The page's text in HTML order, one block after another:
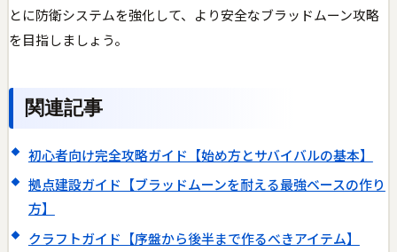
とに防衛システムを強化して、より安全なブラッドムーン攻略
を目指しましょう。
関連記事
初心者向け完全攻略ガイド【始め方とサバイバルの基本】
拠点建設ガイド【ブラッドムーンを耐える最強ベースの作り
方】
クラフトガイド【序盤から後半まで作るべきアイテム】